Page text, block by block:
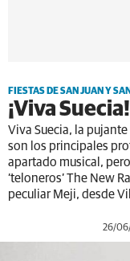
FIESTAS DE SAN JUAN Y
¡Viva
Viva Suecia, la
son los principales
apartado musical,
‘teloneros’ The New
peculiar Meji, desde
26/